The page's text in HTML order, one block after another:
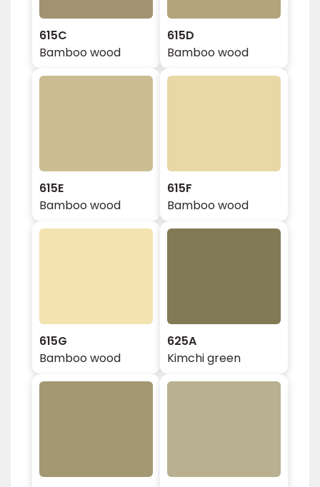
615C
Bamboo wood
615D
Bamboo wood
615E
Bamboo wood
615F
Bamboo wood
615G
Bamboo wood
625A
Kimchi green